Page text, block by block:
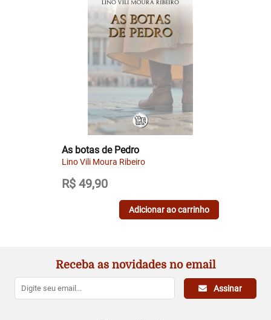
As botas de Pedro
Lino Vili Moura Ribeiro
R$ 49,90
Adicionar ao carrinho
Receba as novidades no email
Assinar